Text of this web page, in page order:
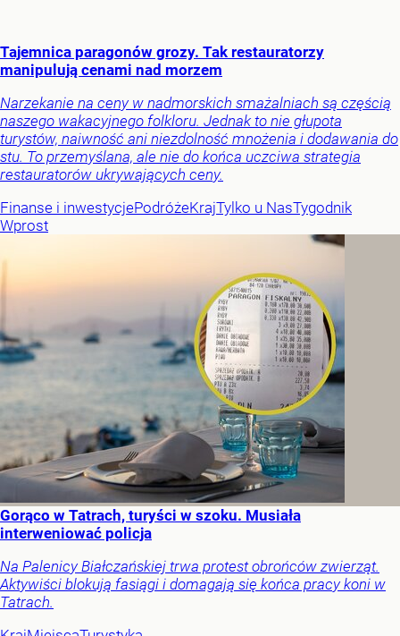
Tajemnica paragonów grozy. Tak restauratorzy
manipulują cenami nad morzem
Narzekanie na ceny w nadmorskich smażalniach są częścią
naszego wakacyjnego folkloru. Jednak to nie głupota
turystów, naiwność ani niezdolność mnożenia i dodawania do
stu. To przemyślana, ale nie do końca uczciwa strategia
restauratorów ukrywających ceny.
Finanse i inwestycjePodróżeKrajTylko u NasTygodnik
Wprost
Gorąco w Tatrach, turyści w szoku. Musiała
interweniować policja
Na Palenicy Białczańskiej trwa protest obrońców zwierząt.
Aktywiści blokują fasiągi i domagają się końca pracy koni w
Tatrach.